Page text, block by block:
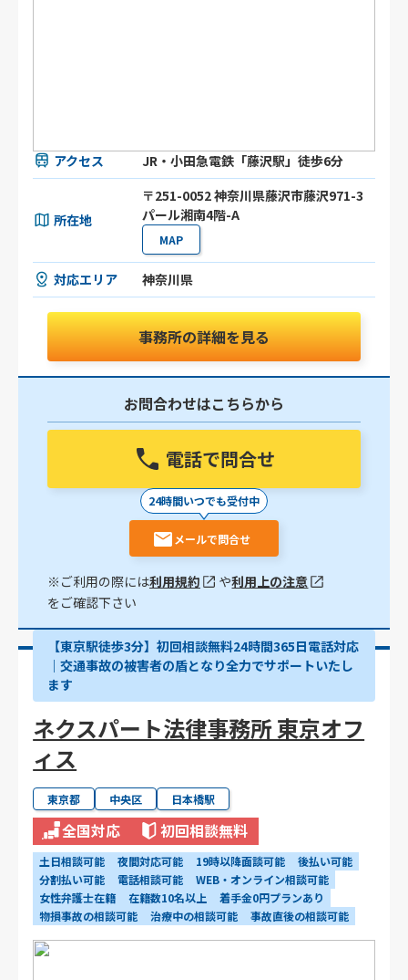
アクセス JR・小田急電鉄「藤沢駅」徒歩6分
所在地
〒251-0052 神奈川県藤沢市藤沢971-3
パール湘南4階-A
MAP
対応エリア 神奈川県
事務所の詳細を見る
お問合わせはこちらから
電話で問合せ
24時間いつでも受付中
メールで問合せ
※ご利用の際には利用規約 や利用上の注意
をご確認下さい
【東京駅徒歩3分】初回相談無料24時間365日電話対応
｜交通事故の被害者の盾となり全力でサポートいたし
ます
ネクスパート法律事務所 東京オフ
ィス
東京都 中央区 日本橋駅
全国対応 初回相談無料
土日相談可能 夜間対応可能 19時以降面談可能
後払い可能
分割払い可能
電話相談可能
WEB・オンライン相談可能
女性弁護士在籍
在籍数10名以上
着手金0円プランあり
物損事故の相談可能
治療中の相談可能 事故直後の相談可能